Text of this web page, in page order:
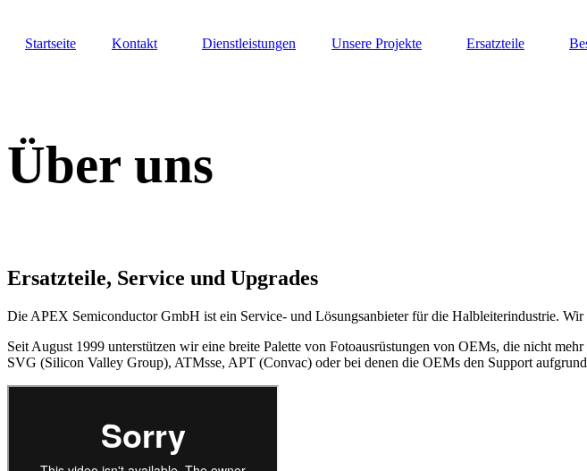
Startseite Kontakt Dienstleistungen Unsere Projekte Ersatzteile
Über uns
Ersatzteile, Service und Upgrades
Die APEX Semiconductor GmbH ist ein Service- und Lösungsanbieter für die Halbleiterindustrie.
Seit August 1999 unterstützen wir eine breite Palette von Fotoausrüstungen von OEMs, die nicht
SVG (Silicon Valley Group), ATMsse, APT (Convac) oder bei denen die OEMs den Support